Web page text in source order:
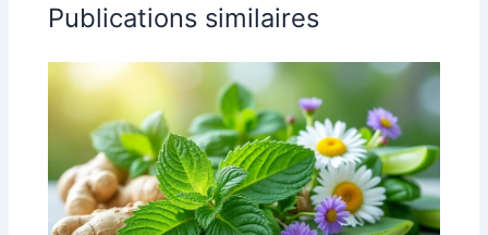
Publications similaires